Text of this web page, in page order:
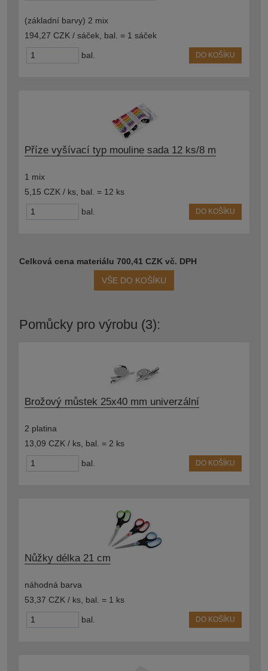
(základní barvy) 2 mix
194,27 CZK / sáček bal. = 1 sáček
bal. DO KOŠÍKU
Příze vyšívací typ mouline sada 12 ks/8 m
1 mix
5,15 CZK / ks bal. = 12 ks
bal. DO KOŠÍKU
Celková cena materiálu 700,41 CZK vč. DPH
VŠE DO KOŠÍKU
Pomůcky pro výrobu (3):
Brožový můstek 25x40 mm univerzální
2 platina
13,09 CZK / ks bal. = 2 ks
bal. DO KOŠÍKU
Nůžky délka 21 cm
náhodná barva
53,37 CZK / ks bal. = 1 ks
bal. DO KOŠÍKU